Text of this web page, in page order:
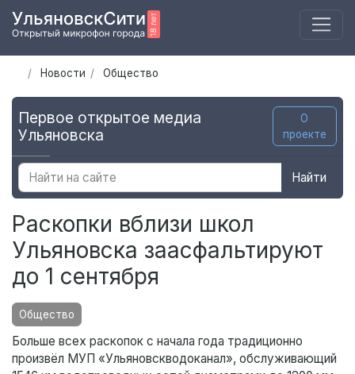
Новости Общество
Первое открытое медиа
Ульяновска
О
проекте
Найти
Раскопки вблизи школ
Ульяновска заасфальтируют
до 1 сентября
Общество
Больше всех раскопок с начала года традиционно
произвёл МУП «Ульяновскводоканал», обслуживающий